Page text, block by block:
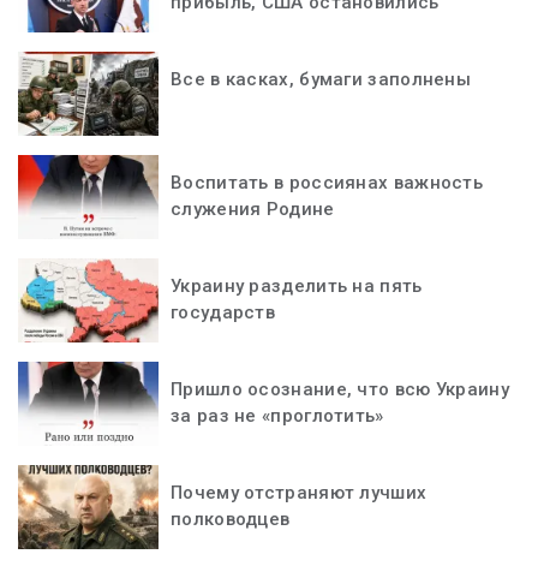
Все в касках, бумаги заполнены
Воспитать в россиянах важность
служения Родине
Украину разделить на пять
государств
Пришло осознание, что всю Украину
за раз не «проглотить»
Почему отстраняют лучших
полководцев